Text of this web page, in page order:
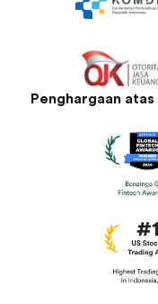
Penghargaan